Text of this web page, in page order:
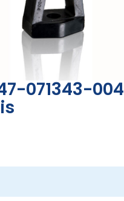
071343-004